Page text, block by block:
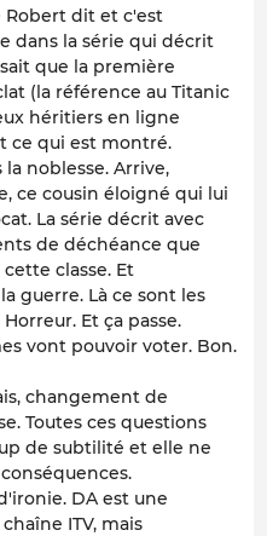
Robert dit et c'est
dans la série qui décrit
que la première
(la référence au Titanic
héritiers en ligne
ce qui est montré.
noblesse. Arrive,
ce cousin éloigné qui lui
La série décrit avec
de déchéance que
classe. Et
guerre. Là ce sont les
Et ça passe.
vont pouvoir voter. Bon.
changement de
Toutes ces questions
de subtilité et elle ne
DA est une
ITV, mais